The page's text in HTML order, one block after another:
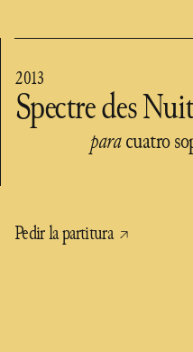
Spectre des
2013
paracuatro
Pedir la partitura